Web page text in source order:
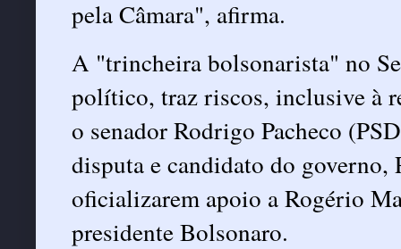
pela Câmara", afirma.
A "trincheira bolsonarista" no
político, traz riscos, inclusive à
o senador Rodrigo Pacheco
disputa e candidato do governo,
oficializarem apoio a Rogério
presidente Bolsonaro.